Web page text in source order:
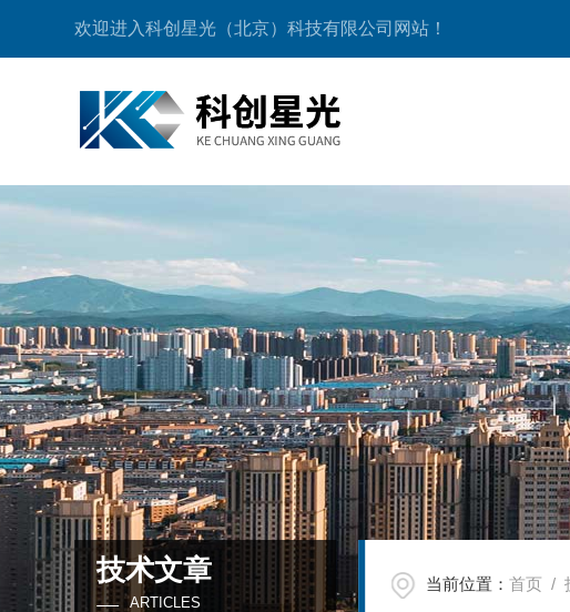
欢迎进入科创星光（北京）科技有限公司网站！
技术文章
ARTICLES
当前位置：首页 /